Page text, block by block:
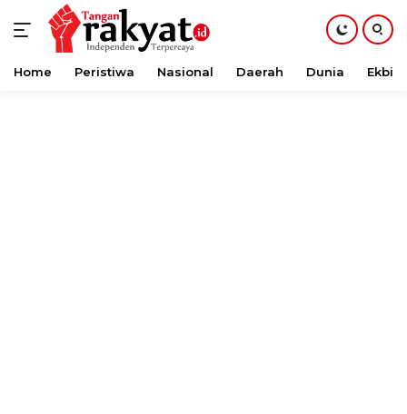
Langsung
Home Peristiwa Nasional Daerah Dunia Ekbis